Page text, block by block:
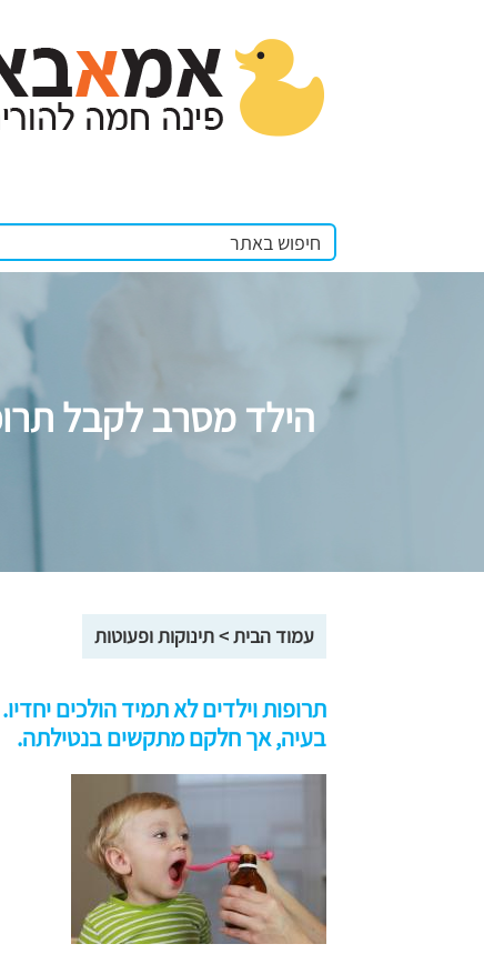
הילד מסרב לקבל
עמוד הבית>תינוקות ופעוטות
תרופות וילדים לא תמיד הולכים
בעיה, אך חלקם מתקשים בנטילתה.